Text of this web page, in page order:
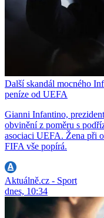
Další skandál mocného
peníze od UEFA
Gianni Infantino,
obvinění z poměru s
asociaci UEFA. Žena při
FIFA vše popírá.
Aktuálně.cz - Sport
dnes, 10:34